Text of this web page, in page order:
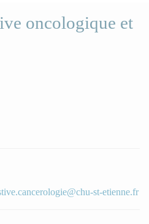
oncologique et
st-etienne.fr